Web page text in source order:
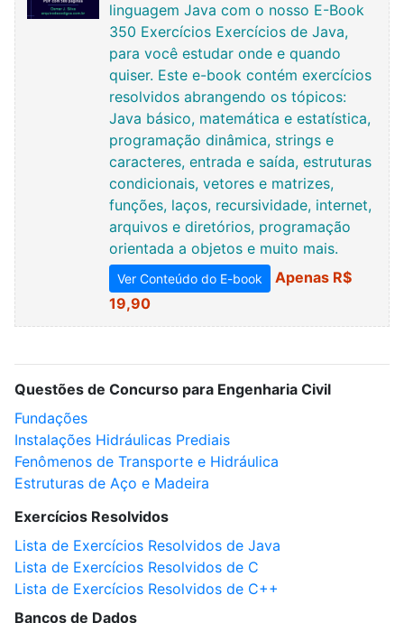
linguagem Java com o nosso E-Book
350 Exercícios Exercícios de Java,
para você estudar onde e quando
quiser. Este e-book contém exercícios
resolvidos abrangendo os tópicos:
Java básico, matemática e estatística,
programação dinâmica, strings e
caracteres, entrada e saída, estruturas
condicionais, vetores e matrizes,
funções, laços, recursividade, internet,
arquivos e diretórios, programação
orientada a objetos e muito mais.
Ver Conteúdo do E-book
Apenas R$
19,90
Questões de Concurso para Engenharia Civil
Fundações
Instalações Hidráulicas Prediais
Fenômenos de Transporte e Hidráulica
Estruturas de Aço e Madeira
Exercícios Resolvidos
Lista de Exercícios Resolvidos de Java
Lista de Exercícios Resolvidos de C
Lista de Exercícios Resolvidos de C++
Bancos de Dados